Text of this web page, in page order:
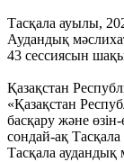
Тасқала ауылы,
Аудандық
43 сессиясын
Қазақстан
«Қазақстан
басқару және
сондай-ақ
Тасқала аудандық